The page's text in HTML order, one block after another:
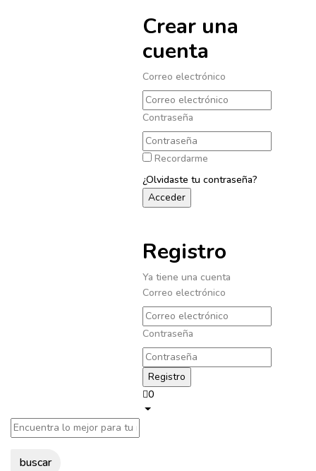
Crear una
cuenta
Correo electrónico
Contraseña
Recordarme
¿Olvidaste tu contraseña?
Registro
Ya tiene una cuenta
Correo electrónico
Contraseña
0
buscar